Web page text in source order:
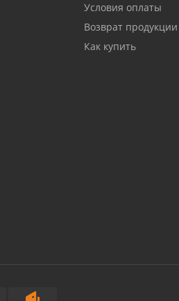
Условия оплаты
Возврат продукции
Как купить